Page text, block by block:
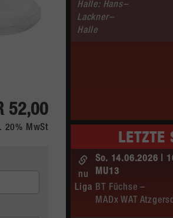
52,00
20% MwSt
Halle: Hans–
Lackner–
Halle
LETZTE
So. 14.06.2026 |
MU13
BT Füchse –
MADx WAT
nu
Liga